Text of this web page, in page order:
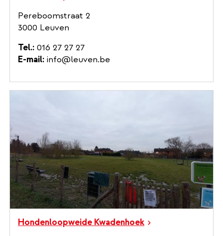
Pereboomstraat 2
3000 Leuven
Tel. 016 27 27 27
E-mail info@leuven.be
Hondenloopweide Kwadenhoek